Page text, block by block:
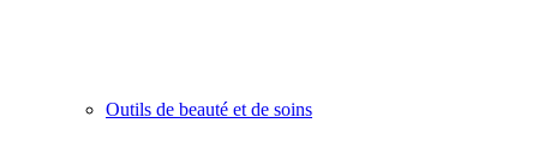
Outils de beauté et de soins